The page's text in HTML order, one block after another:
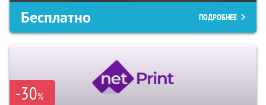
Бесплатно ПОДРОБНЕЕ
-30%